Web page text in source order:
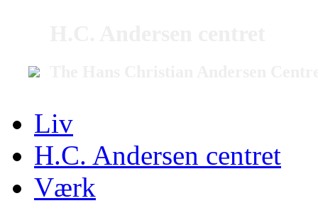
Liv
H.C. Andersen centret
Værk